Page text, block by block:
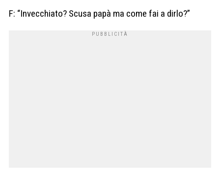
F: “Invecchiato? Scusa papà ma come fai a dirlo?”